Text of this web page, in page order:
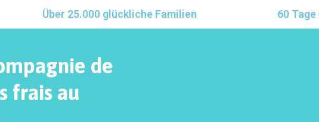
Über 25.000 glückliche Familien 60
de
frais au